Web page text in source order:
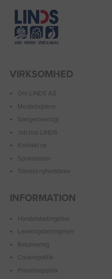
VIRKSOMHED
Om LINDS AS
Medarbejdere
Sælgeroversigt
Job hos LINDS
Kontakt os
Sponsorater
Tilmeld nyhedsbrev
INFORMATION
Handelsbetingelser
Leveringsbetingelser
Returnering
Cookiepolitik
Privatlivspolitik